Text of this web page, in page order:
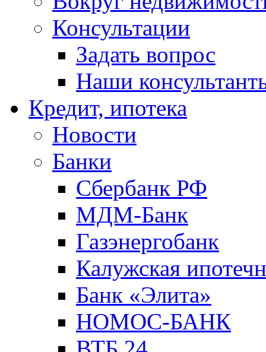
Консультации
Задать вопрос
Наши
Кредит, ипотека
Новости
Банки
Сбербанк РФ
МДМ-Банк
Газэнергобанк
Калужская
Банк «Элита»
НОМОС-БАНК